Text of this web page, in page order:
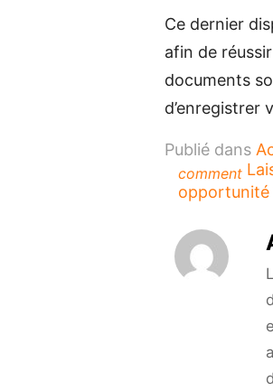
Ce dernier
afin de
documents
d’enregistrer
Publié dans
comment
opportunité